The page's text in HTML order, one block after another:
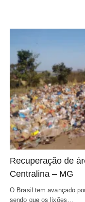
Recuperação de
Centralina – MG
O Brasil tem avançado
sendo que os lixões…